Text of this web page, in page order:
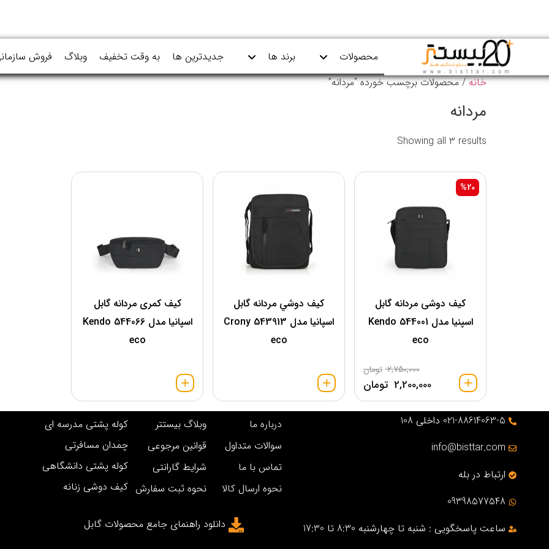
محصولات برند ها جدیدترین ها به وقت تخفیف وبلاگ
فروش
خانه/ محصولات برچسب خورده “مردانه”
مردانه
Showing all 3 results
کیف دوشی مردانه گابل
اسپنیا مدل 544001 Kendo
eco
%20
2,750,000 تومان
2,200,000 تومان
کيف دوشي مردانه گابل
اسپانیا مدل 543913 Crony
eco
کيف کمری مردانه گابل
اسپانیا مدل 544066 Kendo
eco
021-88614063-5 داخلی 108
info@bisttar.com
ارتباط در بله
09398577548
ساعت پاسخگویی : شنبه تا چهارشنبه 8:30 تا 17:30
درباره ما
سوالات متداول
تماس با ما
نحوه ارسال کالا
وبلاگ بیستتر
قوانین مرجوعی
شرایط گارانتی
نحوه ثبت سفارش
کوله پشتی مدرسه ای
چمدان مسافرتی
کوله پشتی دانشگاهی
کیف دوشی زنانه
دانلود راهنمای جامع محصولات گابل